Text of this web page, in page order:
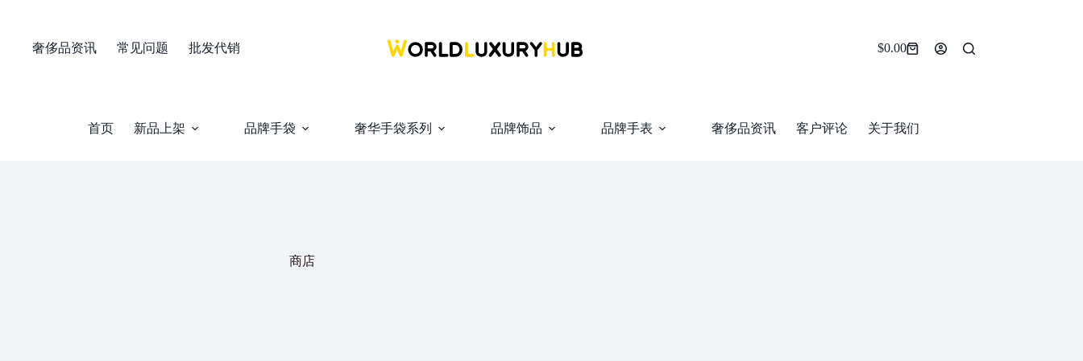
奢侈品资讯
常见问题 批发代销
Shopping
$0.00
首页 新品上架 品牌手袋 奢华手袋系列 品牌饰品 品牌手表 奢侈品资讯 客户评论 关于我们
商店